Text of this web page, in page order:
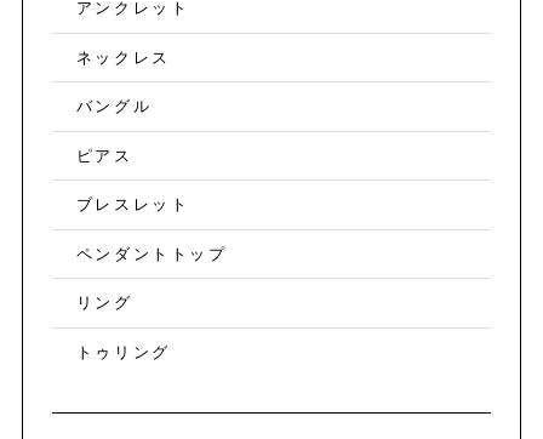
アンクレット
ネックレス
バングル
ピアス
ブレスレット
ペンダントトップ
リング
トゥリング